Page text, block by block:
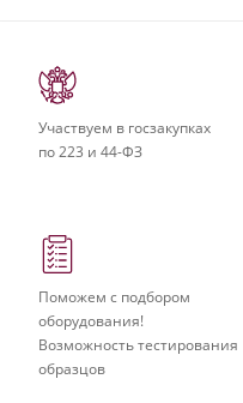
Участвуем в госзакупках
по 223 и 44-ФЗ
Поможем с подбором
оборудования!
Возможность тестирования
образцов